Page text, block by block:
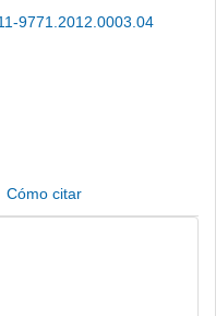
9771.2012.0003.04
Cómo citar